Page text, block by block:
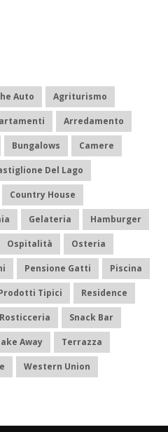
Auto Agriturismo
Arredamento
Bungalows Camere
Del Lago
Country House
Gelateria Hamburger
Ospitalità Osteria
Pensione Gatti Piscina
Tipici Residence
Rosticceria Snack Bar
Away Terrazza
Western Union